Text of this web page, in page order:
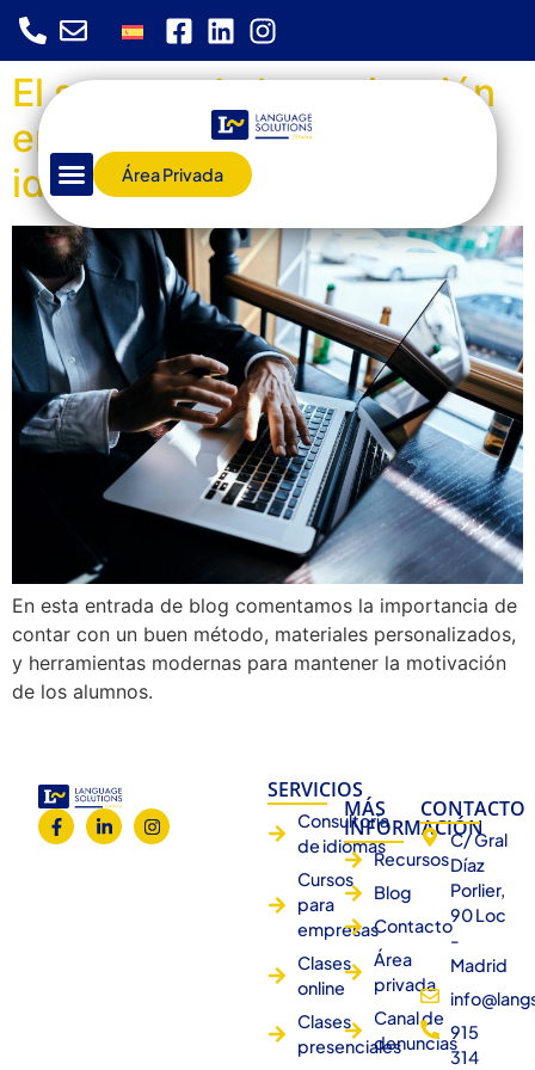
Área Privada
El secreto de la motivación
en el aprendizaje de
idiomas
En esta entrada de blog comentamos la importancia de
contar con un buen método, materiales personalizados,
y herramientas modernas para mantener la motivación
de los alumnos.
SERVICIOS
Consultoría
de idiomas
Cursos
para
empresas
Clases
online
Clases
presenciales
MÁS
INFORMACIÓN
Recursos
Blog
Contacto
Área
privada
Canal de
denuncias
CONTACTO
C/ Gral
Díaz
Porlier,
90 Loc
-
Madrid
915
314